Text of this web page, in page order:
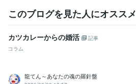
このブログを見た人にオススメ
カツカレーからの婚活
記事
コラム
龍てん～あなたの魂の羅針盤